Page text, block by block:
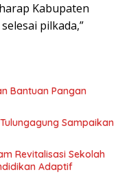
Kabupaten
pilkada,”
Bantuan Pangan
Sampaikan
Revitalisasi Sekolah
Adaptif